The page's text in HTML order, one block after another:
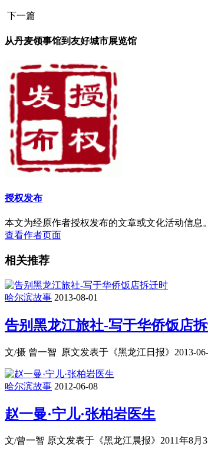
下一篇
从丹麦领事馆到友好城市展览馆
授权发布
本文为经原作者授权发布的文章或文化活动信息
查看作者页面
相关推荐
哈尔滨故事 2013-08-01
告别黑龙江旅社-写于华侨饭店
文/摄 曾一智 原文发表于《黑龙江日报》2013-
哈尔滨故事 2012-06-08
赵一曼·宁儿·张柏岩医生
文/曾一智 原文发表于《黑龙江晨报》2011年8